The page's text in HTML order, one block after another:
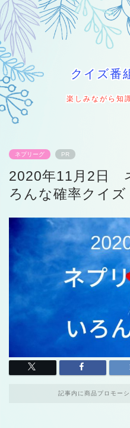
クイズ番
楽しみながら知
ネプリーグ PR
2020年11月2日
ろんな確率クイズ
記事内に商品プロモー